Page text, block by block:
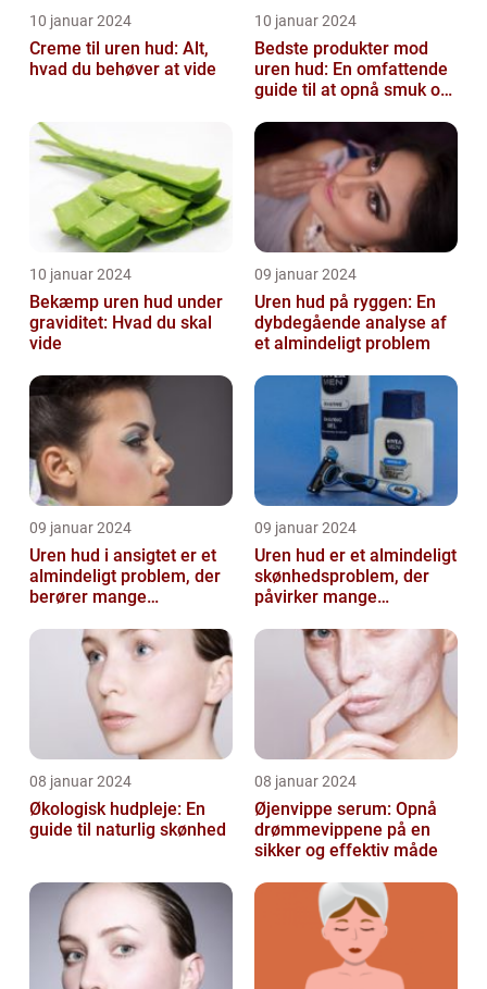
10 januar 2024
Creme til uren hud: Alt,
hvad du behøver at vide
10 januar 2024
Bedste produkter mod
uren hud: En omfattende
guide til at opnå smuk og
10 januar 2024
Bekæmp uren hud under
graviditet: Hvad du skal
vide
09 januar 2024
Uren hud på ryggen: En
dybdegående analyse af
et almindeligt problem
09 januar 2024
Uren hud i ansigtet er et
almindeligt problem, der
berører mange
09 januar 2024
Uren hud er et almindeligt
skønhedsproblem, der
påvirker mange
08 januar 2024
Økologisk hudpleje: En
guide til naturlig skønhed
08 januar 2024
Øjenvippe serum: Opnå
drømmevippene på en
sikker og effektiv måde